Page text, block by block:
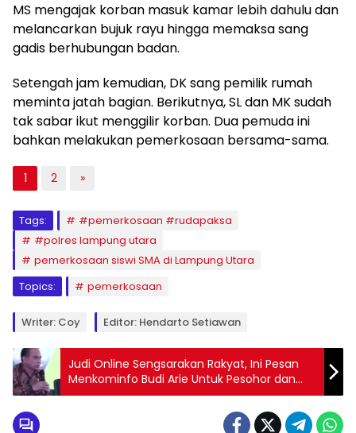
MS mengajak korban masuk kamar lebih dahulu dan
melancarkan bujuk rayu hingga memaksa sang
gadis berhubungan badan.
Setengah jam kemudian, DK sang pemilik rumah
meminta jatah bagian. Berikutnya, SL dan MK sudah
tak sabar ikut menggilir korban. Dua pemuda ini
bahkan melakukan pemerkosaan bersama-sama.
1 2 »
Tags:
#pemerkosaan #rudapaksa
#polres lampung utara
pemerkosaan siswi SMA di Lampung Utara
Topics:
pemerkosaan
Writer: Coy Editor: Hendarto Setiawan
Judi Online Sengsarakan Rakyat, Ini Pesan
Menkominfo Budi Arie Untuk Pesohor dan
Influencer